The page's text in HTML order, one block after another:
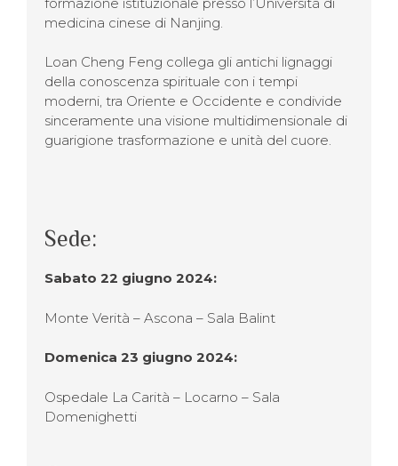
medicina cinese di Nanjing.
Loan Cheng Feng collega gli antichi lignaggi
della conoscenza spirituale con i tempi
moderni, tra Oriente e Occidente e condivide
sinceramente una visione multidimensionale di
guarigione trasformazione e unità del cuore.
Sede:
Sabato 22 giugno 2024:
Monte Verità – Ascona – Sala Balint
Domenica 23 giugno 2024:
Ospedale La Carità – Locarno – Sala
Domenighetti